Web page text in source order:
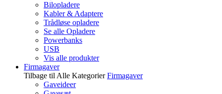
Bilopladere
Kabler & Adaptere
Trådløse opladere
Se alle Opladere
Powerbanks
USB
Vis alle produkter
Firmagaver
Tilbage til Alle Kategorier Firmagaver
Gaveideer